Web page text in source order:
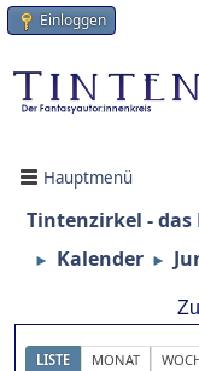
Einloggen
Hauptmenü
Tintenzirkel -
► Kalender ►
LISTE MONAT